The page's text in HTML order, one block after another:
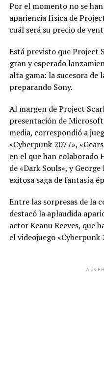
Por el momento no se
apariencia física de
cuál será su precio de
Está previsto que
gran y esperado
alta gama: la sucesora de
preparando Sony.
Al margen de Project
presentación de
media, correspondió a
«Cyberpunk 2077»,
en el que han colaborado
de «Dark Souls», y
exitosa saga de fantasía
Entre las sorpresas de la
destacó la aplaudida
actor Keanu Reeves, que
el videojuego «Cyberpunk